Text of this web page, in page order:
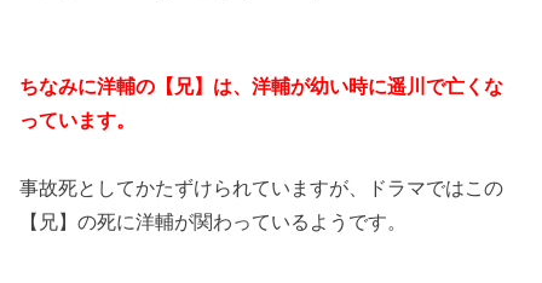
ちなみに洋輔の【兄】は、洋輔が幼い時に遥川で亡くな
っています。
事故死としてかたずけられていますが、ドラマではこの
【兄】の死に洋輔が関わっているようです。